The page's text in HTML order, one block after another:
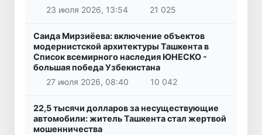
23 июля 2026, 13:54
21 025
Саида Мирзиёева: включение объектов
модернистской архитектуры Ташкента в
Список всемирного наследия ЮНЕСКО -
большая победа Узбекистана
27 июля 2026, 08:40
10 042
22,5 тысячи долларов за несуществующие
автомобили: житель Ташкента стал жертвой
мошенничества